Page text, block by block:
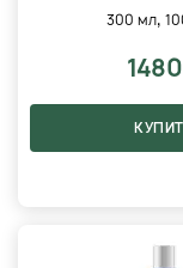
300 мл,